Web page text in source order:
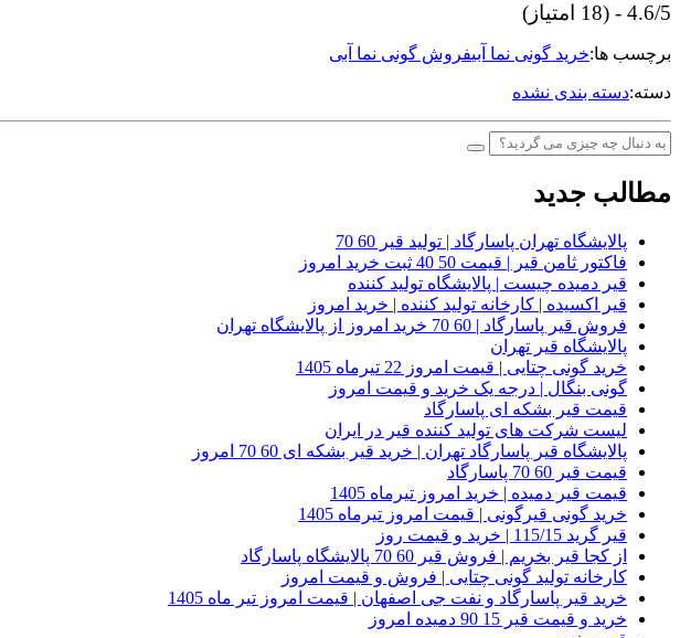
4.6/5 - (18 امتیاز)
برچسب ها:خرید گونی نما آبیفروش گونی نما آبی
دسته:دسته بندی نشده
مطالب جدید
پالایشگاه تهران پاسارگاد | تولید قیر 60 70
فاکتور ثامن قیر | قیمت 50 40 ثبت خرید امروز
قیر دمیده چیست | پالایشگاه تولید کننده
قیر اکسیده | کارخانه تولید کننده | خرید امروز
فروش قیر پاسارگاد | 60 70 خرید امروز از پالایشگاه تهران
پالایشگاه قیر تهران
خرید گونی چتایی | قیمت امروز 22 تیرماه 1405
گونی بنگال | درجه یک خرید و قیمت امروز
قیمت قیر بشکه ای پاسارگاد
لیست شرکت های تولید کننده قیر در ایران
پالایشگاه قیر پاسارگاد تهران | خرید قیر بشکه ای 60 70 امروز
قیمت قیر 60 70 پاسارگاد
قیمت قیر دمیده | خرید امروز تیرماه 1405
خرید گونی قیرگونی | قیمت امروز تیرماه 1405
قیر گرید 115/15 | خرید و قیمت روز
از کجا قیر بخریم | فروش قیر 60 70 پالایشگاه پاسارگاد
کارخانه تولید گونی چتایی | فروش و قیمت امروز
خرید قیر پاسارگاد و نفت جی اصفهان | قیمت امروز تیر ماه 1405
خرید و قیمت قیر 15 90 دمیده امروز